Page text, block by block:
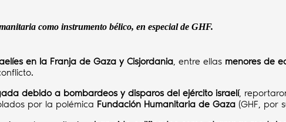
como instrumento bélico, en especial de GHF.
en la Franja de Gaza y Cisjordania, entre ellas menores de
debido a bombardeos y disparos del ejército israelí,
por la polémica Fundación Humanitaria de Gaza (GHF, por